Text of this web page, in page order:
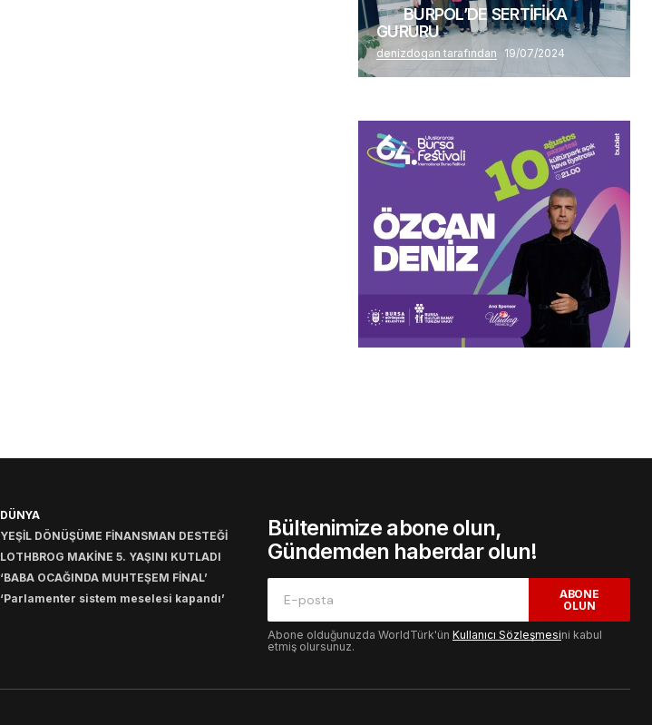
BURPOL’DE SERTİFİKA
GURURU
denizdogan tarafından 19/07/2024
DÜNYA
YEŞİL DÖNÜŞÜME FİNANSMAN DESTEĞİ
LOTHBROG MAKİNE 5. YAŞINI KUTLADI
‘BABA OCAĞINDA MUHTEŞEM FİNAL’
‘Parlamenter sistem meselesi kapandı’
Bültenimize abone olun,
Gündemden haberdar olun!
ABONE
OLUN
Abone olduğunuzda WorldTürk'ün Kullanıcı Sözleşmesini kabul
etmiş olursunuz.